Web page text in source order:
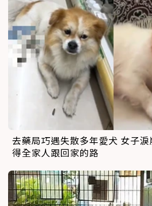
去藥局巧遇失散多年愛犬 女子
得全家人跟回家的路